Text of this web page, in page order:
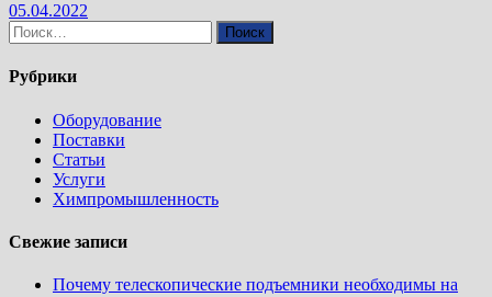
05.04.2022
Найти:
Рубрики
Оборудование
Поставки
Статьи
Услуги
Химпромышленность
Свежие записи
Почему телескопические подъемники необходимы на